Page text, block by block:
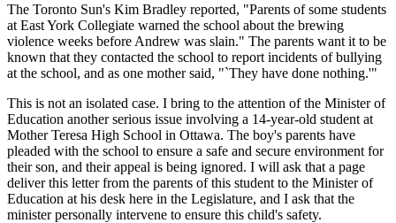
The Toronto Sun's Kim Bradley reported, "Parents of some students
at East York Collegiate warned the school about the brewing
violence weeks before Andrew was slain." The parents want it to be
known that they contacted the school to report incidents of bullying
at the school, and as one mother said, "`They have done nothing.'"
This is not an isolated case. I bring to the attention of the Minister of
Education another serious issue involving a 14-year-old student at
Mother Teresa High School in Ottawa. The boy's parents have
pleaded with the school to ensure a safe and secure environment for
their son, and their appeal is being ignored. I will ask that a page
deliver this letter from the parents of this student to the Minister of
Education at his desk here in the Legislature, and I ask that the
minister personally intervene to ensure this child's safety.